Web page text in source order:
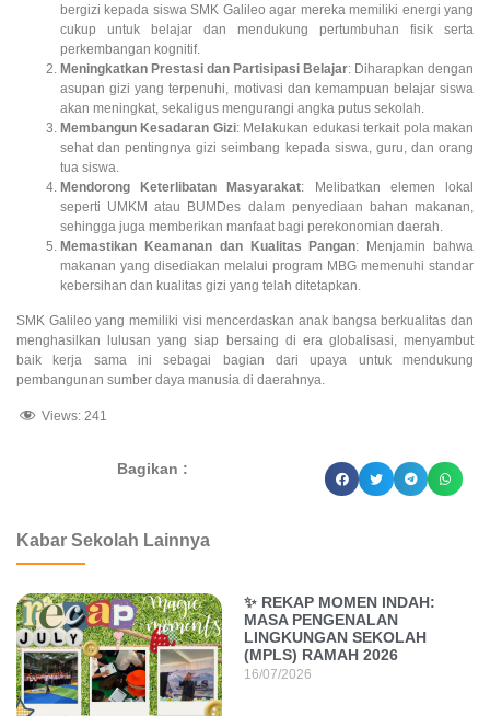
bergizi kepada siswa SMK Galileo agar mereka memiliki energi yang
cukup untuk belajar dan mendukung pertumbuhan fisik serta
perkembangan kognitif.
Meningkatkan Prestasi dan Partisipasi Belajar: Diharapkan dengan
asupan gizi yang terpenuhi, motivasi dan kemampuan belajar siswa
akan meningkat, sekaligus mengurangi angka putus sekolah.
Membangun Kesadaran Gizi: Melakukan edukasi terkait pola makan
sehat dan pentingnya gizi seimbang kepada siswa, guru, dan orang
tua siswa.
Mendorong Keterlibatan Masyarakat: Melibatkan elemen lokal
seperti UMKM atau BUMDes dalam penyediaan bahan makanan,
sehingga juga memberikan manfaat bagi perekonomian daerah.
Memastikan Keamanan dan Kualitas Pangan: Menjamin bahwa
makanan yang disediakan melalui program MBG memenuhi standar
kebersihan dan kualitas gizi yang telah ditetapkan.
SMK Galileo yang memiliki visi mencerdaskan anak bangsa berkualitas dan
menghasilkan lulusan yang siap bersaing di era globalisasi, menyambut
baik kerja sama ini sebagai bagian dari upaya untuk mendukung
pembangunan sumber daya manusia di daerahnya.
Views: 241
Bagikan :
Kabar Sekolah Lainnya
✨ REKAP MOMEN INDAH:
MASA PENGENALAN
LINGKUNGAN SEKOLAH
(MPLS) RAMAH 2026
16/07/2026